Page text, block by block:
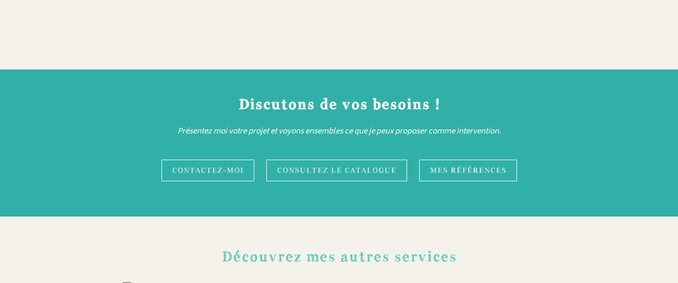
Discutons de vos besoins !
Présentez moi votre projet et voyons ensembles ce que je peux proposer comme intervention.
CONTACTEZ-MOI CONSULTEZ LE CATALOGUE MES RÉFÉRENCES
Découvrez mes autres services